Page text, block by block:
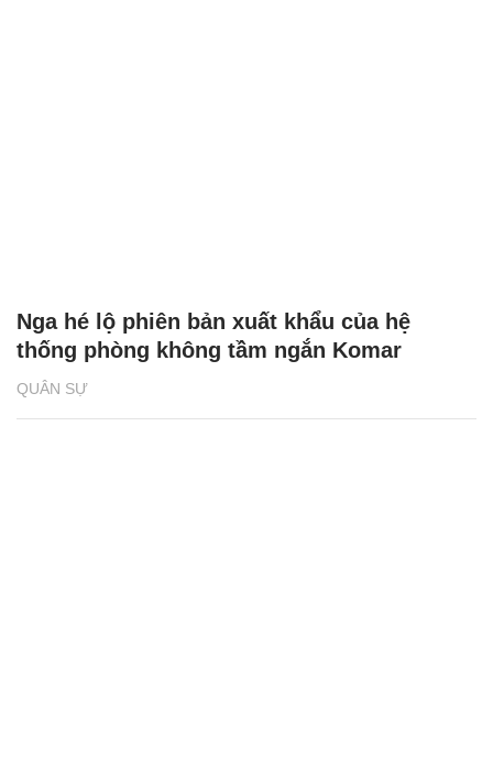
QUÂN SỰ
Nga hé lộ phiên bản xuất khẩu của hệ
thống phòng không tầm ngắn Komar